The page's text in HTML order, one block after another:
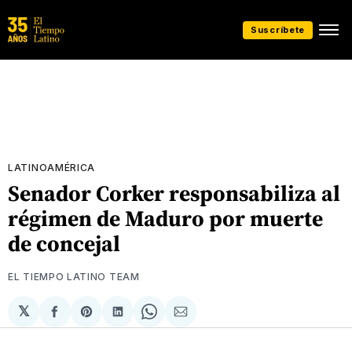
Suscríbete
LATINOAMÉRICA
Senador Corker responsabiliza al
régimen de Maduro por muerte
de concejal
EL TIEMPO LATINO TEAM
𝕏
Compartir
en
Share
on
Compartir
en
Share
on
Compartir
via